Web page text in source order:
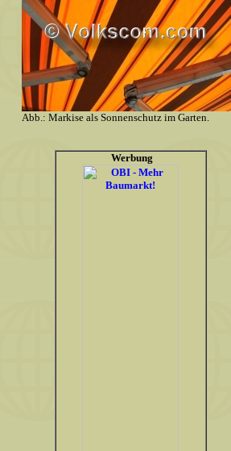
Abb.: Markise als Sonnenschutz im Garten.
Werbung